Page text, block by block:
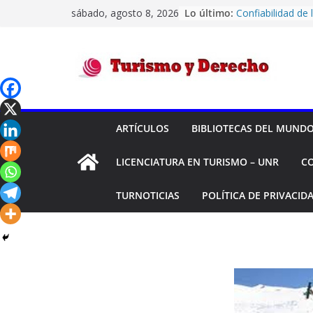
sábado, agosto 8, 2026 Lo último: Confiabilidad de
Y OTROS C/
sus vuelos
Cana
durante el
Turismo
Derecho
ARTÍCULOS BIBLIOTECAS DEL
LICENCIATURA EN TURISMO – UNR
TURNOTICIAS POLÍTICA DE